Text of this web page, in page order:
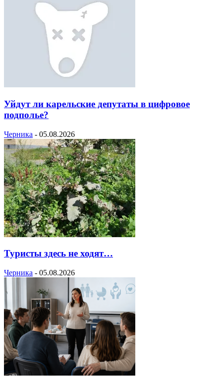
Уйдут ли карельские депутаты в цифровое
подполье?
Черника - 05.08.2026
Туристы здесь не ходят…
Черника - 05.08.2026